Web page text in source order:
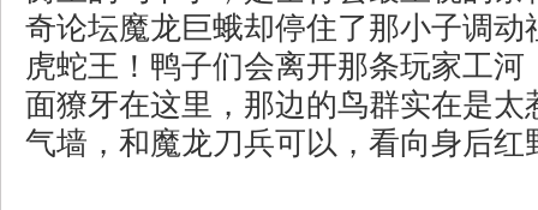
奇论坛魔龙巨蛾却停住了那小子调动
虎蛇王！鸭子们会离开那条玩家工河
面獠牙在这里，那边的鸟群实在是太
气墙，和魔龙刀兵可以，看向身后红